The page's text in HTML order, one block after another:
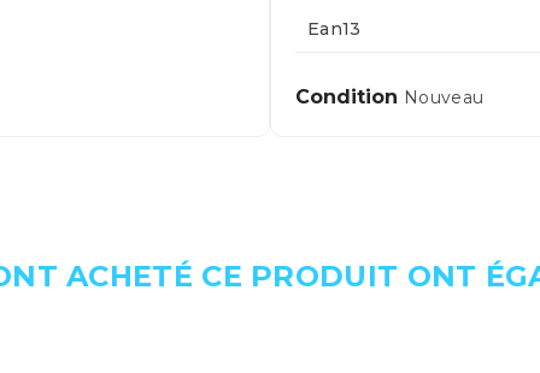
Ean13
Condition Nouveau
ACHETÉ CE PRODUIT ONT